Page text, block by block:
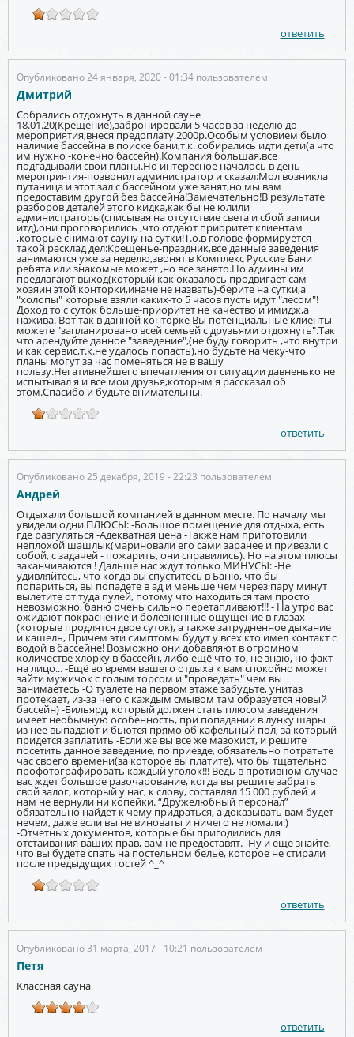
ответить
Опубликовано 24 января, 2020 - 01:34 пользователем
Дмитрий
Собрались отдохнуть в данной сауне
18.01.20(Крещение),забронировали 5 часов за неделю до
мероприятия,внеся предоплату 2000р.Особым условием было
наличие бассейна в поиске бани,т.к. собирались идти дети(а что
им нужно -конечно бассейн).Компания большая,все
подгадывали свои планы.Но интересное началось в день
мероприятия-позвонил администратор и сказал:Мол возникла
путаница и этот зал с бассейном уже занят,но мы вам
предоставим другой без бассейна!Замечательно!В результате
разборов деталей этого кидка,как бы не юлили
администраторы(списывая на отсутствие света и сбой записи
итд),они проговорились ,что отдают приоритет клиентам
,которые снимают сауну на сутки!Т.о.в голове формируется
такой расклад дел:Крещенье-праздник,все данные заведения
занимаются уже за неделю,звонят в Комплекс Русские Бани
ребята или знакомые может ,но все занято.Но админы им
предлагают выход(который как оказалось продвигает сам
хозяин этой конторки,иначе не назвать)-берите на сутки,а
"холопы" которые взяли каких-то 5 часов пусть идут "лесом"!
Доход то с суток больше-приоритет не качество и имидж,а
нажива. Вот так в данной конторке Вы потенциальные клиенты
можете "запланировано всей семьей с друзьями отдохнуть".Так
что арендуйте данное "заведение",(не буду говорить ,что внутри
и как сервис,т.к.не удалось попасть),но будьте на чеку-что
планы могут за час поменяться не в вашу
пользу.Негативнейшего впечатления от ситуации давненько не
испытывал я и все мои друзья,которым я рассказал об
этом.Спасибо и будьте внимательны.
ответить
Опубликовано 25 декабря, 2019 - 22:23 пользователем
Андрей
Отдыхали большой компанией в данном месте. По началу мы
увидели одни ПЛЮСЫ: -Большое помещение для отдыха, есть
где разгуляться -Адекватная цена -Также нам приготовили
неплохой шашлык(мариновали его сами заранее и привезли с
собой, с задачей - пожарить, они справились). Но на этом плюсы
заканчиваются ! Дальше нас ждут только МИНУСЫ: -Не
удивляйтесь, что когда вы спуститесь в Баню, что бы
попариться, вы попадете в ад и меньше чем через пару минут
вылетите от туда пулей, потому что находиться там просто
невозможно, баню очень сильно перетапливают!!! - На утро вас
ожидают покраснение и болезненные ощущение в глазах
(которые продлятся двое суток), а также затрудненное дыхание
и кашель, Причем эти симптомы будут у всех кто имел контакт с
водой в бассейне! Возможно они добавляют в огромном
количестве хлорку в бассейн, либо ещё что-то, не знаю, но факт
на лицо... -Ещё во время вашего отдыха к вам спокойно может
зайти мужичок с голым торсом и "проведать" чем вы
занимаетесь -О туалете на первом этаже забудьте, унитаз
протекает, из-за чего с каждым смывом там образуется новый
бассейн) -Бильярд, который должен стать плюсом заведения
имеет необычную особенность, при попадании в лунку шары
из нее выпадают и бьются прямо об кафельный пол, за который
придется заплатить -Если же вы все же мазохист, и решите
посетить данное заведение, по приезде, обязательно потратьте
час своего времени(за которое вы платите), что бы тщательно
профотографировать каждый уголок!!! Ведь в противном случае
вас ждет большое разочарование, когда вы решите забрать
свой залог, который у нас, к слову, составлял 15 000 рублей и
нам не вернули ни копейки. “Дружелюбный персонал”
обязательно найдет к чему придраться, а доказывать вам будет
нечем, даже если вы не виноваты и ничего не ломали:)
-Отчетных документов, которые бы пригодились для
отстаивания ваших прав, вам не предоставят. -Ну и ещё знайте,
что вы будете спать на постельном белье, которое не стирали
после предыдущих гостей ^_^
ответить
Опубликовано 31 марта, 2017 - 10:21 пользователем
Петя
Классная сауна
ответить